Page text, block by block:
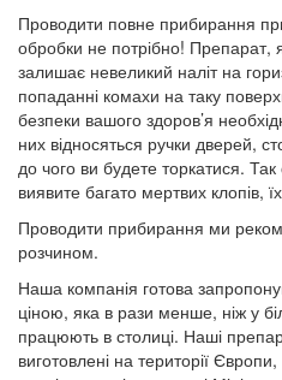
Проводити повне прибирання
обробки не потрібно! Препарат,
залишає невеликий наліт на
попаданні комахи на таку
безпеки вашого здоров’я
них відносяться ручки дверей,
до чого ви будете торкатися.
виявите багато мертвих клопів,
Проводити прибирання ми
розчином.
Наша компанія готова
ціною, яка в рази менше, ніж у
працюють в столиці. Наші
виготовлені на території